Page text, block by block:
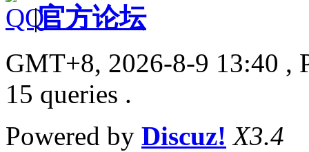
|官方论坛
GMT+8, 2026-8-9 13:40 ,
15 queries .
Powered by Discuz! X3.4